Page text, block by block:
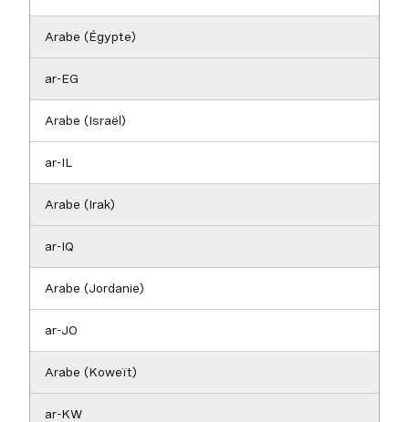
Arabe (Égypte)
ar-EG
Arabe (Israël)
ar-IL
Arabe (Irak)
ar-IQ
Arabe (Jordanie)
ar-JO
Arabe (Koweït)
ar-KW